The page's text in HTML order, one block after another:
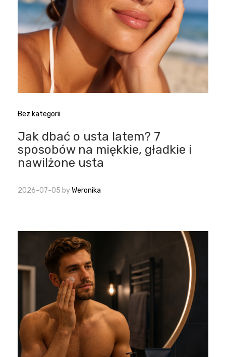
Bez kategorii
Jak dbać o usta latem? 7
sposobów na miękkie, gładkie i
nawilżone usta
2026-07-05 byWeronika